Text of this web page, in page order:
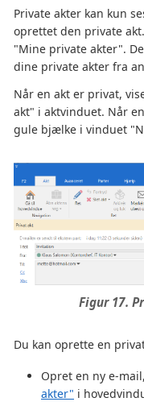
Private akter kan kun
oprettet den private
"Mine private akter".
dine private akter fra
Når en akt er privat,
akt" i aktvinduet. Når en
gule bjælke i vinduet
Figur 17.
Du kan oprette en
Opret en ny e-
akter" i